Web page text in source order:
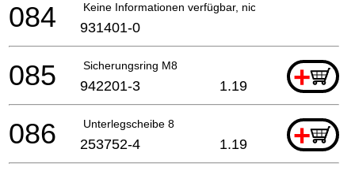
Keine Informationen verfügbar, nicht bestellbar
084 931401-0
Sicherungsring M8 +
085 942201-3 1.19
Unterlegscheibe 8 +
086 253752-4 1.19